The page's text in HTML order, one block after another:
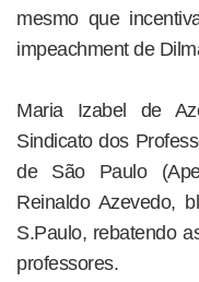
mesmo que
impeachment de
Maria Izabel de
Sindicato dos
de São Paulo
Reinaldo Azevedo,
S.Paulo, rebatendo
professores.